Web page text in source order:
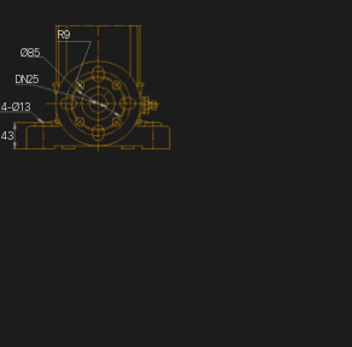
DN25
R9
Ø85
4-Ø13
43